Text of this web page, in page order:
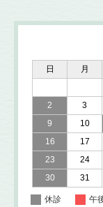
日
月
2
3
9
10
16
17
23
24
30
31
休診 午